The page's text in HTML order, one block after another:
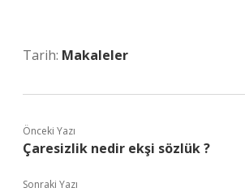
Tarih: Makaleler
Önceki Yazı
Çaresizlik nedir ekşi sözlük ?
Sonraki Yazı